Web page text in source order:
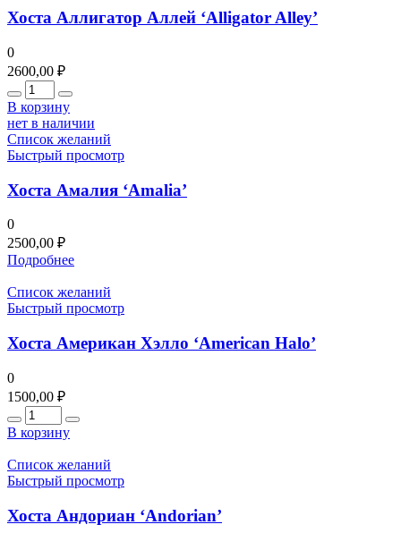
Хоста Аллигатор Аллей ‘Alligator Alley’
0
2600,00 ₽
Количество
В корзину
нет в наличии
Список желаний
Быстрый просмотр
Хоста Амалия ‘Amalia’
0
2500,00 ₽
Подробнее
Список желаний
Быстрый просмотр
Хоста Американ Хэлло ‘American Halo’
0
1500,00 ₽
Количество
В корзину
Список желаний
Быстрый просмотр
Хоста Андориан ‘Andorian’